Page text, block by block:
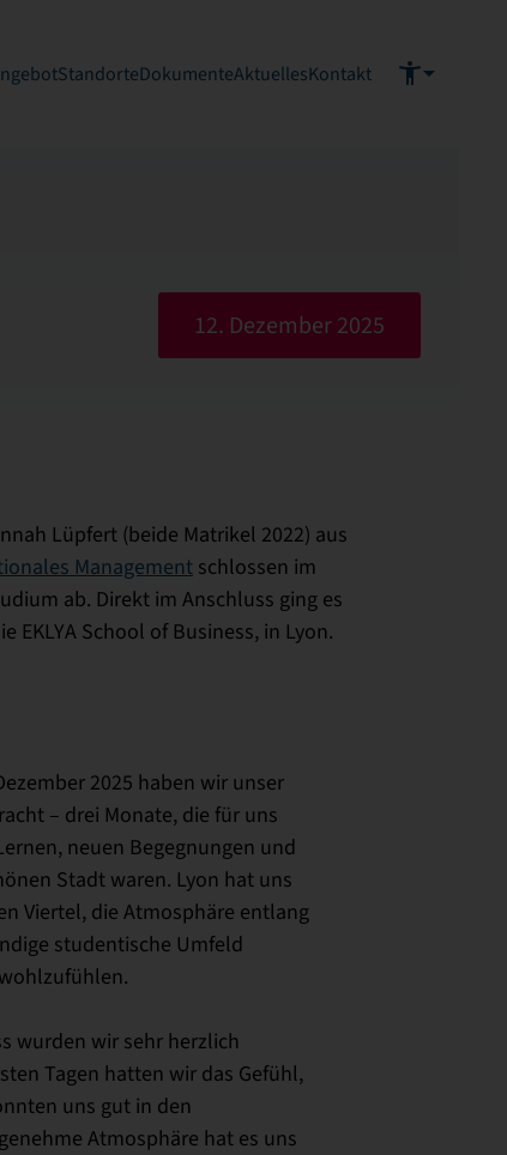
StandorteDokumenteAktuellesKontakt
12. Dezember 2025
Lüpfert (beide Matrikel 2022) aus
Management schlossen im
ab. Direkt im Anschluss ging es
EKLYA School of Business, in Lyon.
2025 haben wir unser
– drei Monate, die für uns
neuen Begegnungen und
Stadt waren. Lyon hat uns
Viertel, die Atmosphäre entlang
studentische Umfeld
wurden wir sehr herzlich
Tagen hatten wir das Gefühl,
uns gut in den
Atmosphäre hat es uns